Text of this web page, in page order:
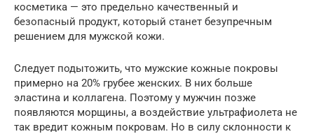
косметика — это предельно качественный и
безопасный продукт, который станет безупречным
решением для мужской кожи.
Следует подытожить, что мужские кожные покровы
примерно на 20% грубее женских. В них больше
эластина и коллагена. Поэтому у мужчин позже
появляются морщины, а воздействие ультрафиолета не
так вредит кожным покровам. Но в силу склонности к